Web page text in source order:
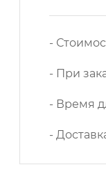
-
- При
- Время
-